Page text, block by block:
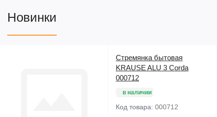
Комплексы "Юнга" предназначены для установки в помещениях с
Новинки
Стремянка бытовая
KRAUSE ALU 3 Corda
000712
в наличии
Код товара: 000712